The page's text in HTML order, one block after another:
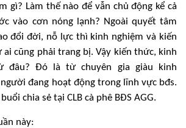
gì? Làm thế nào để vẫn chủ động kể cả
vào cơn nóng lạnh? Ngoài quyết tâm
đổi đời, nỗ lực thì kinh nghiệm và kiến
cũng phải trang bị. Vậy kiến thức, kinh
đâu? Đó là từ chuyên gia giàu kinh
đang hoạt động trong lĩnh vực bđs.
chia sẻ tại CLB cà phê BĐS AGG.
này: